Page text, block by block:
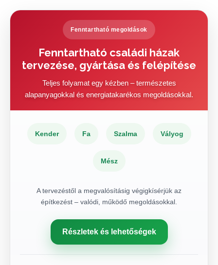
Fenntartható megoldások
Fenntartható családi házak
tervezése, gyártása és felépítése
Teljes folyamat egy kézben – természetes
alapanyagokkal és energiatakarékos megoldásokkal.
Kender Fa Szalma Vályog
Mész
A tervezéstől a megvalósításig végigkísérjük az
építkezést – valódi, működő megoldásokkal.
Részletek és lehetőségek